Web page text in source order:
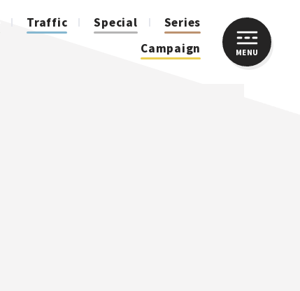
Traffic Special
Series
Campaign
MENUCLOSE